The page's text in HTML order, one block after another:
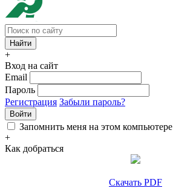
+
Вход на сайт
Email
Пароль
Регистрация Забыли пароль?
Войти
Запомнить меня на этом компьютере
+
Как добраться
Скачать PDF